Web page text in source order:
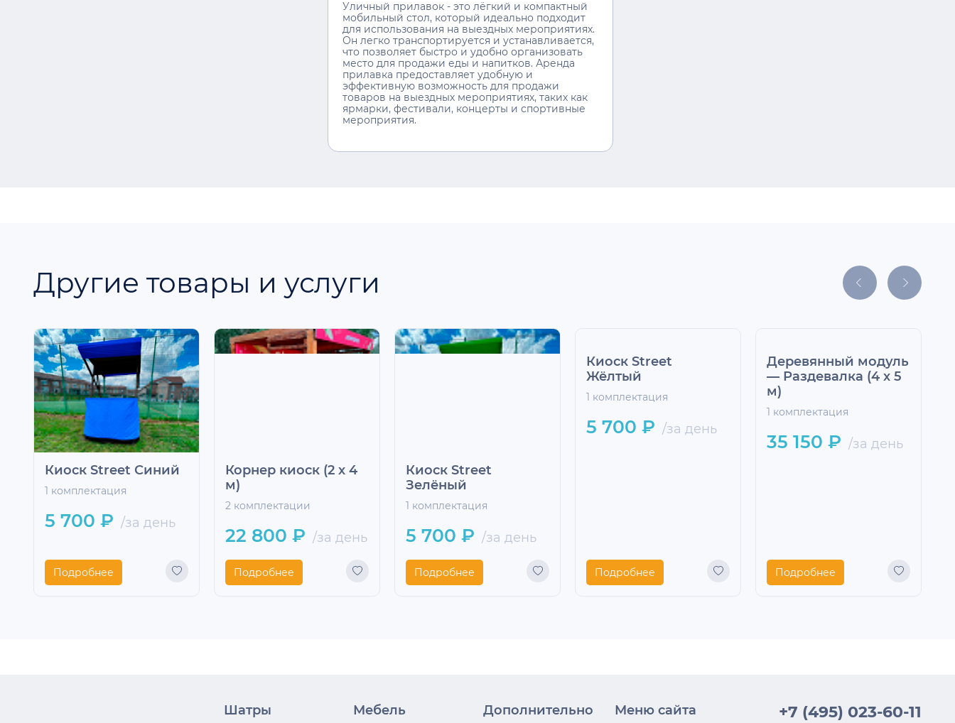
Уличный прилавок - это лёгкий и компактный
мобильный стол, который идеально подходит
для использования на выездных мероприятиях.
Он легко транспортируется и устанавливается,
что позволяет быстро и удобно организовать
место для продажи еды и напитков. Аренда
прилавка предоставляет удобную и
эффективную возможность для продажи
товаров на выездных мероприятиях, таких как
ярмарки, фестивали, концерты и спортивные
мероприятия.
Другие товары и услуги
Киоск Street Синий
1 комплектация
5 700 ₽ /за день
Подробнее
Корнер киоск (2 х 4
м)
2 комплектации
22 800 ₽ /за день
Подробнее
Киоск Street
Зелёный
1 комплектация
5 700 ₽ /за день
Подробнее Подробнее
Деревянный модуль
— Раздевалка (4 х 5
м)
1 комплектация
35 150 ₽ /за день
Подробнее
Шатры Мебель Дополнительно Меню сайта +7 (495) 023-60-11